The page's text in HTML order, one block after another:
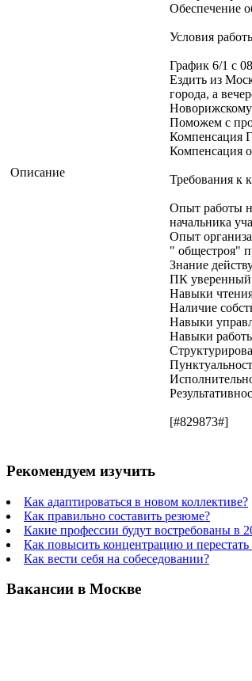
Описание
Обеспечение
Условия
График 6/1 с
Ездить из
города, а
Поможем с
Компенсация
Компенсация
Требования к
Опыт работы
начальника
Опыт
" общестроя"
Знание
ПК уверенный
Навыки
Наличие
Навыки
Навыки
[#829873#]
Рекомендуем изучить
Как адаптироваться в новом коллективе?
Как правильно составить резюме?
Какие профессии будут востребованы в
Как повысить концентрацию и перестать
Как вести себя на собеседовании?
Вакансии в Москве